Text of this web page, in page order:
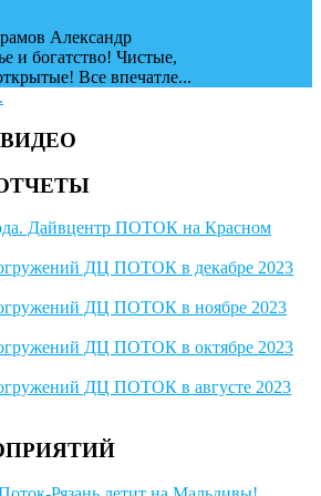
Александр
и богатство! Чистые,
Все впечатле...
Дайвцентр ПОТОК на Красном
ДЦ ПОТОК в декабре 2023
ДЦ ПОТОК в ноябре 2023
ДЦ ПОТОК в октябре 2023
ДЦ ПОТОК в августе 2023